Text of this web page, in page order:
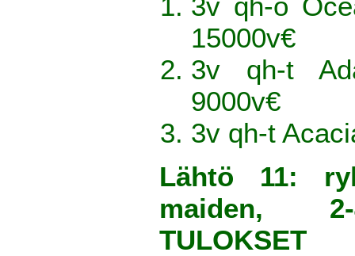
15000v€
3v qh-t
9000v€
3v qh-t
Lähtö 11:
maiden,
TULOKSET